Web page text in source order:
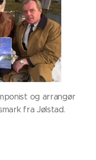
og arrangør
fra Jølstad.